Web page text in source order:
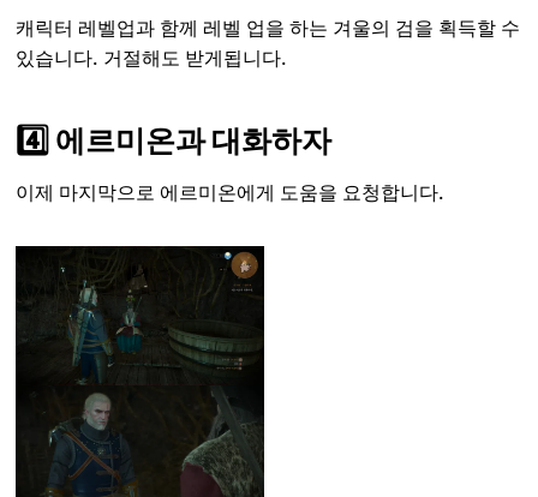
캐릭터 레벨업과 함께 레벨 업을 하는 겨울의 검을 획득할 수
있습니다. 거절해도 받게됩니다.
4️⃣ 에르미온과 대화하자
이제 마지막으로 에르미온에게 도움을 요청합니다.